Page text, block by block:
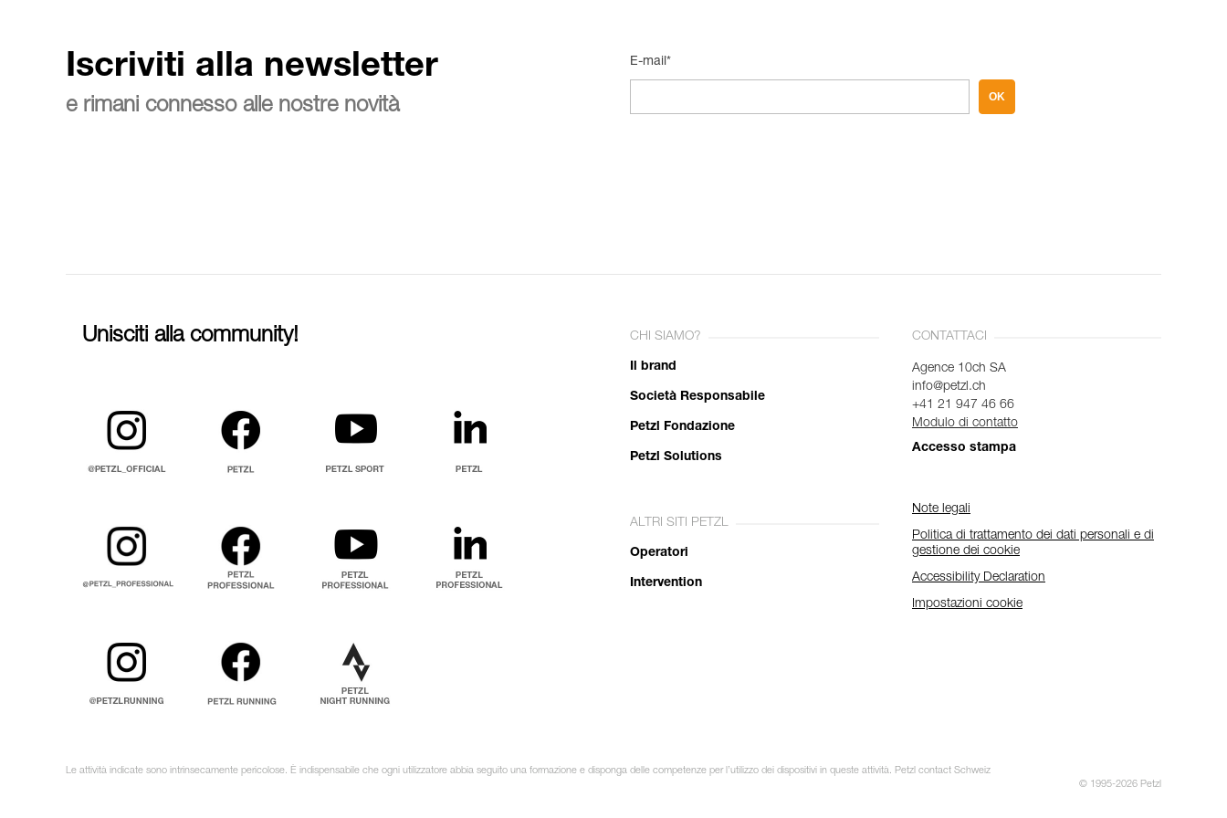
Iscriviti alla newsletter
e rimani connesso alle nostre novità
E-mail*
OK
Unisciti alla community! CHI SIAMO?
Il brand
Società Responsabile
Petzl Fondazione
Petzl Solutions
ALTRI SITI PETZL
Operatori
Intervention
CONTATTACI
Agence 10ch SA
info@petzl.ch
+41 21 947 46 66
Modulo di contatto
Accesso stampa
Note legali
Politica di trattamento dei dati personali e di
gestione dei cookie
Accessibility Declaration
Impostazioni cookie
Le attività indicate sono intrinsecamente pericolose. È indispensabile che ogni utilizzatore abbia seguito una formazione e disponga delle competenze per l’utilizzo dei dispositivi in queste attività. Petzl contact Schweiz
© 1995-2026 Petzl